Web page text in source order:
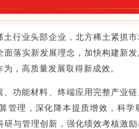
行业头部企业，北方稀土紧抓
落实新发展理念，加快构建新
，高质量发展取得新成效。
功能材料、终端应用完整产业
管理，深化降本提质增效，科
与管理创新，强化绩效考核激